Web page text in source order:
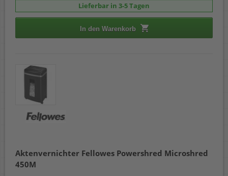
Lieferbar in 3-5 Tagen
In den Warenkorb
Aktenvernichter Fellowes Powershred Microshred
450M